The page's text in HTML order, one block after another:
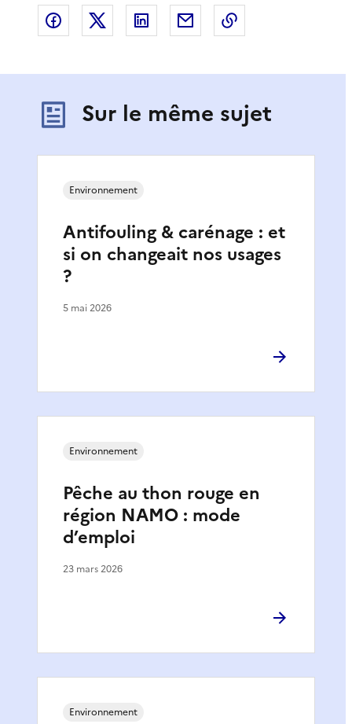
t
e
Partager sur Facebook
Partager sur XPartager sur LinkedIn
Partager par email
Sur le même sujet
Antifouling & carénage : et
si on changeait nos usages
?
Environnement
5 mai 2026
Pêche au thon rouge en
région NAMO : mode
d’emploi
Environnement
23 mars 2026
Environnement